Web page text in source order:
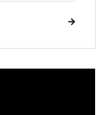
→